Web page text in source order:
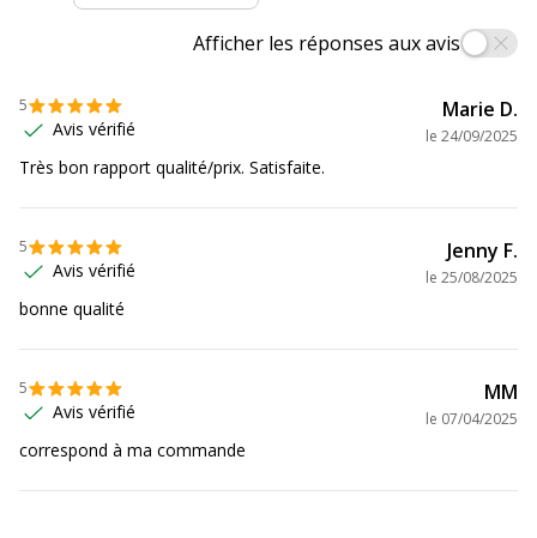
Afficher les réponses aux avis
5
Avis vérifié
Marie D.
le 24/09/2025
Très bon rapport qualité/prix. Satisfaite.
5
Avis vérifié
Jenny F.
le 25/08/2025
bonne qualité
5
Avis vérifié
MM
le 07/04/2025
correspond à ma commande